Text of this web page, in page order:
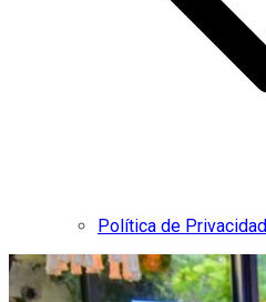
Política de Privacidad